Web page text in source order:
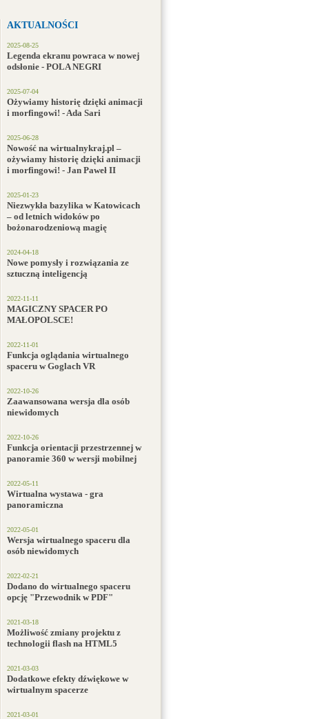
AKTUALNOŚCI
2025-08-25
Legenda ekranu powraca w nowej
odsłonie - POLA NEGRI
2025-07-04
Ożywiamy historię dzięki animacji
i morfingowi! - Ada Sari
2025-06-28
Nowość na wirtualnykraj.pl –
ożywiamy historię dzięki animacji
i morfingowi! - Jan Paweł II
2025-01-23
Niezwykła bazylika w Katowicach
– od letnich widoków po
bożonarodzeniową magię
2024-04-18
Nowe pomysły i rozwiązania ze
sztuczną inteligencją
2022-11-11
MAGICZNY SPACER PO
MAŁOPOLSCE!
2022-11-01
Funkcja oglądania wirtualnego
spaceru w Goglach VR
2022-10-26
Zaawansowana wersja dla osób
niewidomych
2022-10-26
Funkcja orientacji przestrzennej w
panoramie 360 w wersji mobilnej
2022-05-11
Wirtualna wystawa - gra
panoramiczna
2022-05-01
Wersja wirtualnego spaceru dla
osób niewidomych
2022-02-21
Dodano do wirtualnego spaceru
opcję "Przewodnik w PDF"
2021-03-18
Możliwość zmiany projektu z
technologii flash na HTML5
2021-03-03
Dodatkowe efekty dźwiękowe w
wirtualnym spacerze
2021-03-01